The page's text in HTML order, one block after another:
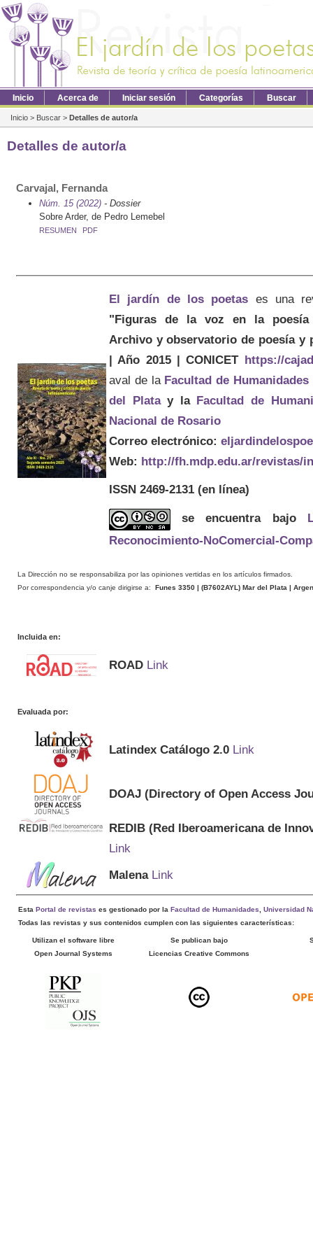
Inicio Acerca de Iniciar sesión Categorías Buscar
Inicio > Buscar > Detalles de autor/a
Detalles de autor/a
Carvajal, Fernanda
Núm. 15 (2022)- Dossier
Sobre Arder, de Pedro Lemebel
RESUMEN PDF
El jardín de los poetas es una
"Figuras de la voz en la poesía
Archivo y observatorio de poesía y
| Año 2015 | CONICET https://
aval de la Facultad de Humanidades
del Platay la Facultad de
Nacional de Rosario
Correo electrónico:
Web: http://fh.mdp.edu.ar/revistas/
ISSN 2469-2131 (en línea)
se encuentra bajo
Reconocimiento-NoComercial-
La Dirección no se responsabiliza por las opiniones vertidas en los artículos firmados.
Por correspondencia y/o canje dirigirse a: Funes 3350 | (B7602AYL ) Mar del Plata |
Incluida en:
ROAD Link
Evaluada por:
Latindex Catálogo 2.0 Link
DOAJ (Directory of Open Access
REDIB (Red Iberoamericana de
Link
Malena Link
EstaPortal de revistas es gestionado por laFacultad de Humanidades ,Universidad
Todas las revistas y sus contenidos cumplen con las siguientes características:
Utilizan el software libre
Open Journal Systems
Se publican bajo
Licencias Creative Commons